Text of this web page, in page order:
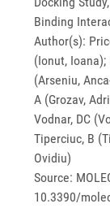
Binding
Author(s):
(Ionut, Ioana);
(Arseniu,
A (Grozav,
Vodnar, DC
Tiperciuc, B
Ovidiu)
Source:
10.3390/